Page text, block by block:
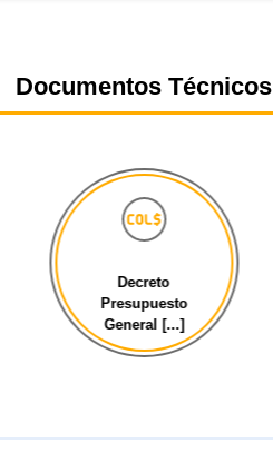
Documentos Técnicos
Decreto
Presupuesto
General [...]